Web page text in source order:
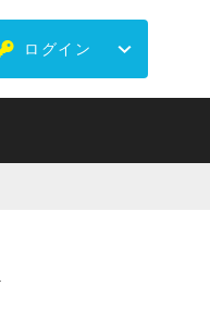
ログイン